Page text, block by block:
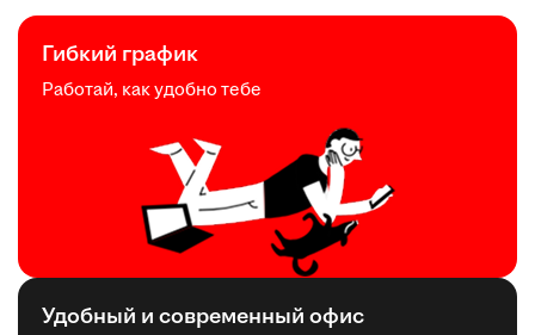
Гибкий график
Работай, как удобно тебе
Удобный и современный офис